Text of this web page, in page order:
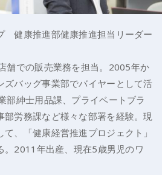
健康推進部健康推進担当リーダー
舗での販売業務を担当。2005年か
ズバッグ事業部でバイヤーとして活
部紳士用品課、プライベートブラ
部労務課など様々な部署を経験。現
、「健康経営推進プロジェクト」
。2011年出産、現在5歳男児のワ